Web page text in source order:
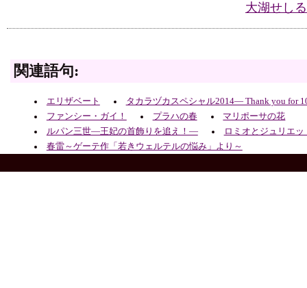
大湖せし
関連語句:
エリザベート
タカラヅカスペシャル2014― Thank you for
ファンシー・ガイ！
プラハの春
マリポーサの花
ルパン三世―王妃の首飾りを追え！―
ロミオとジュリエッ
春雷～ゲーテ作「若きウェルテルの悩み」より～